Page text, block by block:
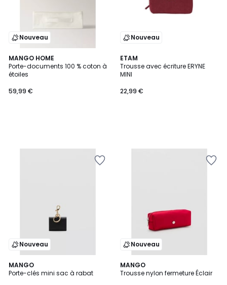
Nouveau
MANGO HOME
Porte-documents 100 % coton à
étoiles
59,99 €
Nouveau
ETAM
Trousse avec écriture ERYNE
MINI
22,99 €
Nouveau
MANGO
Porte-clés mini sac à rabat
2
Couleurs
Nouveau
MANGO
Trousse nylon fermeture Éclair
2
Couleurs